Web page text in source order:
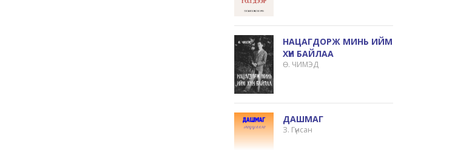
НАЦАГДОРЖ МИНЬ ИЙМ
ХҮН БАЙЛАА
Ө. ЧИМЭД
ДАШМАГ
З. Гүнсан